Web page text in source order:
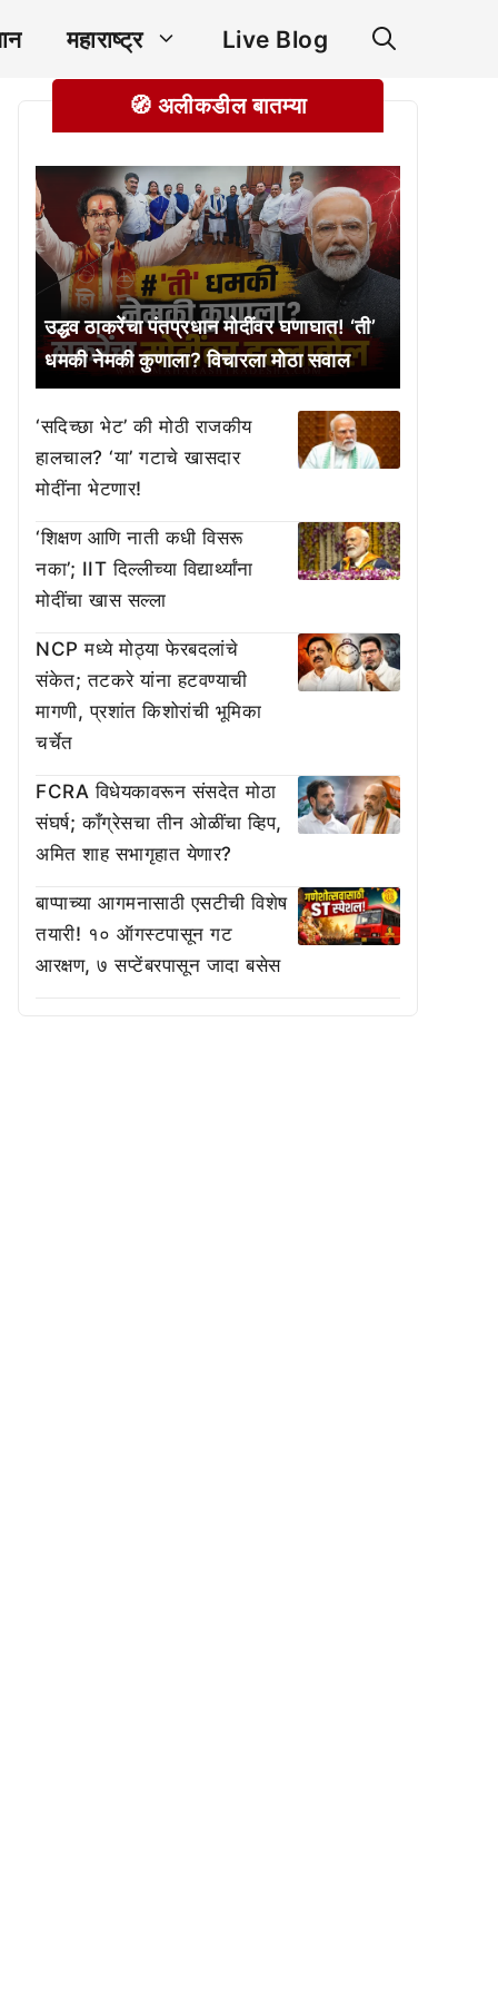
महाराष्ट्र Live Blog
🧭 अलीकडील बातम्या
उद्धव ठाकरेंचा पंतप्रधान मोदींवर घणाघात! ‘ती’
धमकी नेमकी कुणाला? विचारला मोठा सवाल
‘सदिच्छा भेट’ की मोठी राजकीय
हालचाल? ‘या’ गटाचे खासदार
मोदींना भेटणार!
‘शिक्षण आणि नाती कधी विसरू
नका’; IIT दिल्लीच्या विद्यार्थ्यांना
मोदींचा खास सल्ला
NCP मध्ये मोठ्या फेरबदलांचे
संकेत; तटकरे यांना हटवण्याची
मागणी, प्रशांत किशोरांची भूमिका
चर्चेत
FCRA विधेयकावरून संसदेत मोठा
संघर्ष; काँग्रेसचा तीन ओळींचा व्हिप,
अमित शाह सभागृहात येणार?
बाप्पाच्या आगमनासाठी एसटीची विशेष
तयारी! १० ऑगस्टपासून गट
आरक्षण, ७ सप्टेंबरपासून जादा बसेस